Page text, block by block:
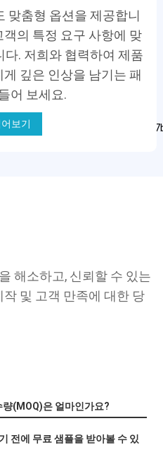
맞춤형 옵션을 제공합니
객의 특정 요구 사항에 맞
. 저희와 협력하여 제품
깊은 인상을 남기는 패
어 보세요.
보기
해소하고, 신뢰할 수 있는
및 고객 만족에 대한 당
(MOQ)은 얼마인가요?
전에 무료 샘플을 받아볼 수 있